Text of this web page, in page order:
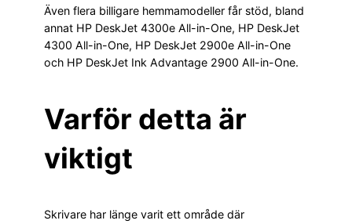
Även flera billigare hemmamodeller får stöd, bland
annat HP DeskJet 4300e All-in-One, HP DeskJet
4300 All-in-One, HP DeskJet 2900e All-in-One
och HP DeskJet Ink Advantage 2900 All-in-One.
Varför detta är
viktigt
Skrivare har länge varit ett område där